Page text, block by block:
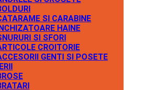
SI CARABINE
HAINE
SI SFORI
CROITORIE
GENTI SI POSETE